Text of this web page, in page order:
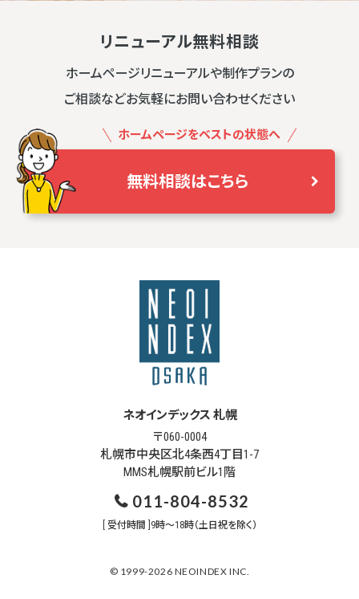
リニューアル無料相談
ホームページリニューアルや制作プランの
ご相談などお気軽にお問い合わせください
ホームページをベストの状態へ
無料相談はこちら
ネオインデックス 札幌
〒060-0004
札幌市中央区北4条西4丁目1-7
MMS札幌駅前ビル1階
011-804-8532
[ 受付時間 ]9時～18時（土日祝を除く）
© 1999-2026 NEOINDEX INC.